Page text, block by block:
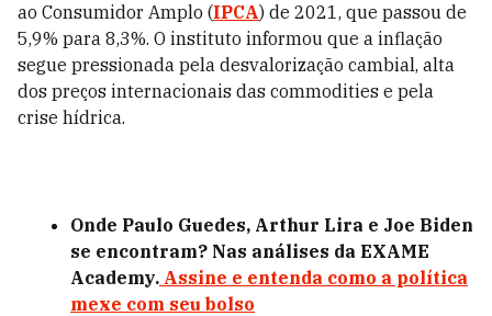
ao Consumidor Amplo (IPCA) de 2021, que passou de
5,9% para 8,3%. O instituto informou que a inflação
segue pressionada pela desvalorização cambial, alta
dos preços internacionais das commodities e pela
crise hídrica.
Onde Paulo Guedes, Arthur Lira e Joe Biden
se encontram? Nas análises da EXAME
Academy. Assine e entenda como a política
mexe com seu bolso